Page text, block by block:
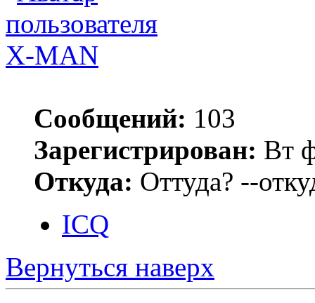
X-MAN
Сообщений: 103
Зарегистрирован: Вт
Откуда: Оттуда? --
ICQ
Вернуться наверх